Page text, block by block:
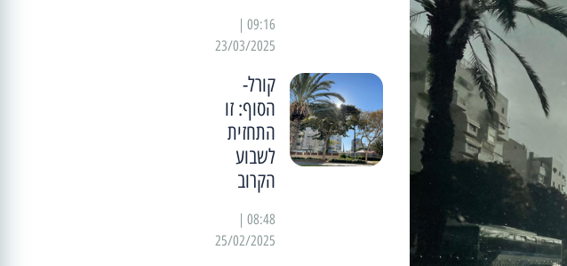
23/03/2025
קורל-
הסוף: זו
התחזית
לשבוע
הקרוב
25/02/2025